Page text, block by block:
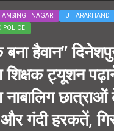
UTTARAKHAND
POLICE
बना हैवान”
ट्यूशन
नाबालिग
गंदी हरकतें,